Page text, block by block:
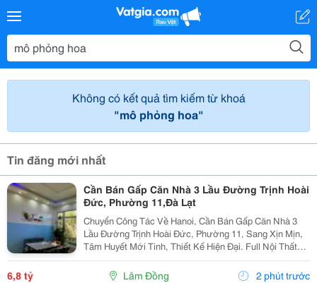
Không có kết quả tìm kiếm từ khoá
"mô phỏng hoa"
Tin đăng mới nhất
Cần Bán Gấp Căn Nhà 3 Lầu Đường Trịnh Hoài
Đức, Phường 11,Đà Lạt
Chuyển Công Tác Về Hanoi, Cần Bán Gấp Căn Nhà 3
Lầu Đường Trịnh Hoài Đức, Phường 11, Sang Xịn Mịn,
Tâm Huyết Mới Tinh, Thiết Kế Hiện Đại. Full Nội Thất
Giá Siêu Rẻ: - Diện Tích 150 M2 - Hẻm Ô Tô 4 M, Cách
Trung Tâm 5 Km, Đường Trịnh Hoài Đức, Gần...
6,8 tỷ Lâm Đồng 2 phút trước